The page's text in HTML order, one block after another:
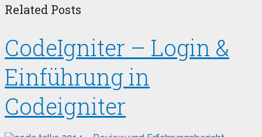
Related Posts
CodeIgniter – Login &
Einführung in
Codeigniter